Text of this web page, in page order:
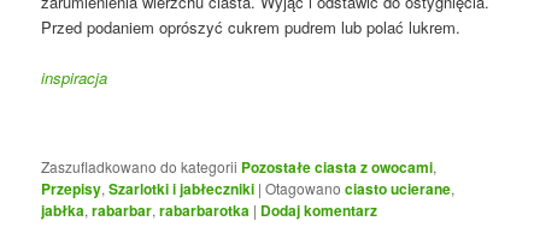
Przed podaniem oprószyć cukrem pudrem lub polać lukrem.
inspiracja
Zaszufladkowano do kategorii Pozostałe ciasta z owocami,
Przepisy,Szarlotki i jabłeczniki |Otagowano ciasto ucierane,
jabłka,rabarbar,rabarbarotka | Dodaj komentarz